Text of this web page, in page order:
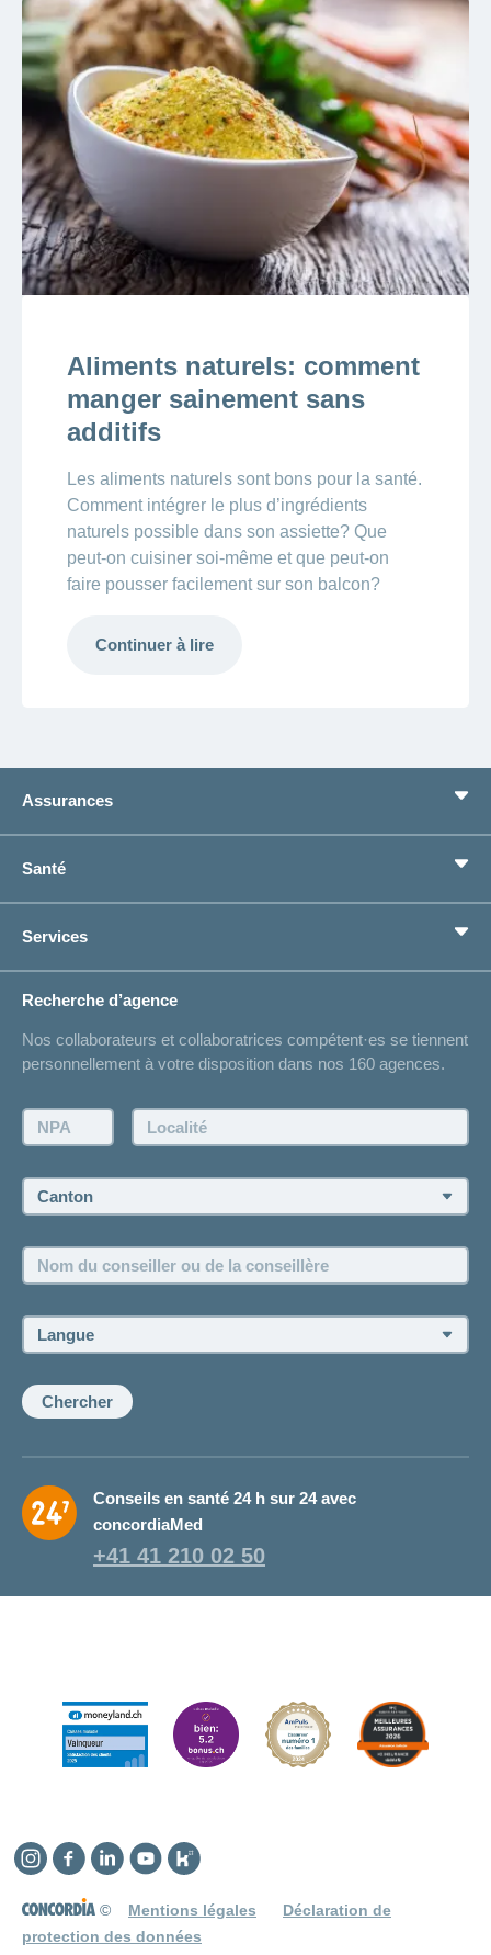
Aliments naturels: comment
manger sainement sans
additifs
Les aliments naturels sont bons pour la santé.
Comment intégrer le plus d’ingrédients
naturels possible dans son assiette? Que
peut-on cuisiner soi-même et que peut-on
faire pousser facilement sur son balcon?
Continuer à lire
Assurances
Assurances complémentaires
Prévoyance
Je cherche une assurance pour...
Situations de vie
Réaliser des économies sur l'assurance
Santé
Boussole santé
Services
Listes des hôpitaux
Bulletin d'accident
Contact
Demande d'offre
Demander à l'agence de vous rappeler
Postes vacants
Recherche d’agence
Nos collaborateurs et collaboratrices compétent·es se tiennent
personnellement à votre disposition dans nos 160 agences.
NPA: Localité:
Canton:
Nom
du
ou
de
conseillère:
Langue:
Chercher
Conseils en santé 24 h sur 24 avec
concordiaMed
+41 41 210 02 50
© Mentions légales
Déclaration de
protection des données
Instagram
Facebook
LinkedinYouTube
Kununu